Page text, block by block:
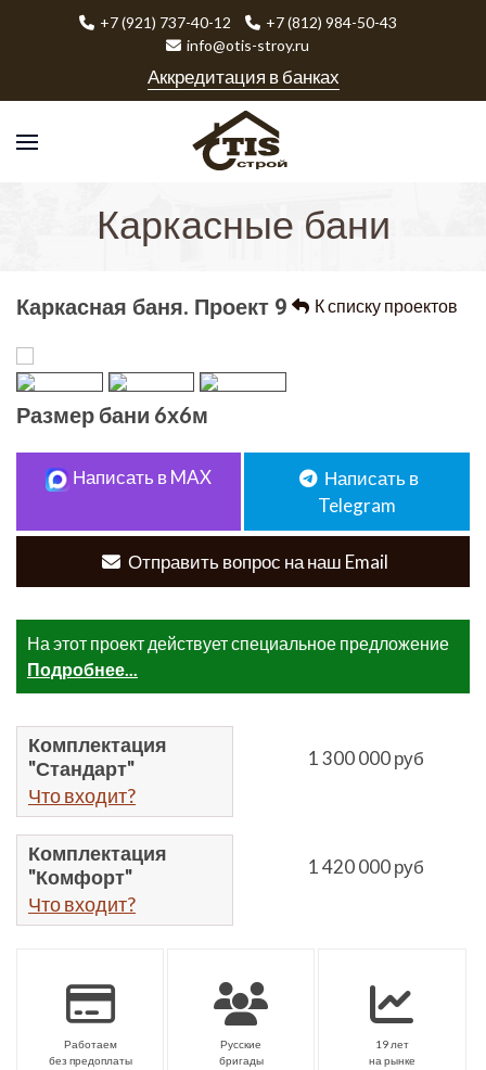
+7 (921) 737-40-12
+7 (812) 984-50-43
info@otis-stroy.ru
Аккредитация в банках
Каркасные бани
Каркасная баня. Проект 9 К списку проектов
Размер бани 6х6м
Написать в MAX
Написать в
Telegram
Отправить вопрос на наш Email
На этот проект действует специальное предложение
Подробнее...
Комплектация
"Стандарт"
Что входит?
1 300 000 руб
Комплектация
"Комфорт"
Что входит?
1 420 000 руб
Работаем
без предоплаты
Русские
бригады
19 лет
на рынке